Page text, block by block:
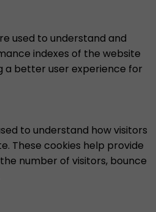
used to understand and
indexes of the website
a better user experience for
to understand how visitors
These cookies help provide
number of visitors, bounce